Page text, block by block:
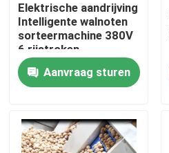
Huis
Producten
Videos
Elektrische aandrijving
Intelligente walnoten
sorteermachine 380V
6 rijstroken
Aanvraag sturen